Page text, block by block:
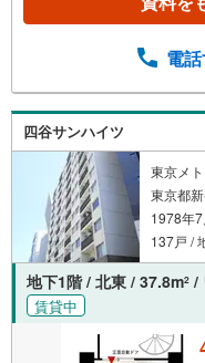
電
四谷サンハイツ
東京メ
東京都
1978年7
137戸 /
地下1階 / 北東 / 37.8m2 /
賃貸中